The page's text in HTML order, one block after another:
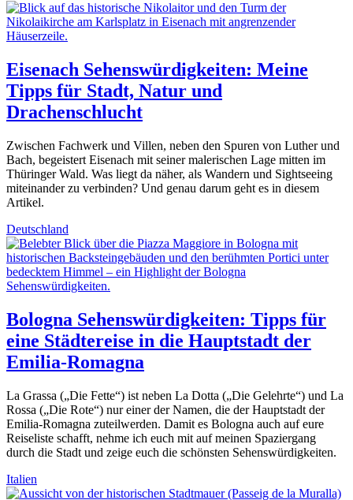
Eisenach Sehenswürdigkeiten: Meine
Tipps für Stadt, Natur und
Drachenschlucht
Zwischen Fachwerk und Villen, neben den Spuren von Luther und
Bach, begeistert Eisenach mit seiner malerischen Lage mitten im
Thüringer Wald. Was liegt da näher, als Wandern und Sightseeing
miteinander zu verbinden? Und genau darum geht es in diesem
Artikel.
Deutschland
Bologna Sehenswürdigkeiten: Tipps für
eine Städtereise in die Hauptstadt der
Emilia-Romagna
La Grassa („Die Fette“) ist neben La Dotta („Die Gelehrte“) und La
Rossa („Die Rote“) nur einer der Namen, die der Hauptstadt der
Emilia-Romagna zuteilwerden. Damit es Bologna auch auf eure
Reiseliste schafft, nehme ich euch mit auf meinen Spaziergang
durch die Stadt und zeige euch die schönsten Sehenswürdigkeiten.
Italien